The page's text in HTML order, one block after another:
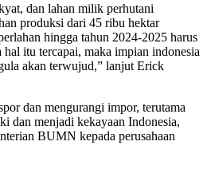
dan lahan milik perhutani
produksi dari 45 ribu hektar
hingga tahun 2024-2025 harus
itu tercapai, maka impian indonesia
akan terwujud,” lanjut Erick
dan mengurangi impor, terutama
dan menjadi kekayaan Indonesia,
BUMN kepada perusahaan